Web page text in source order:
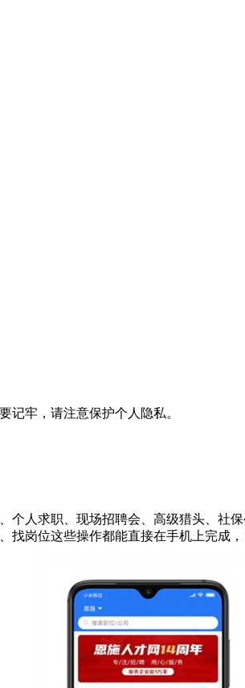
记牢，请注意保护个人隐私。
人求职、现场招聘会、高级猎头、社
岗位这些操作都能直接在手机上完成，